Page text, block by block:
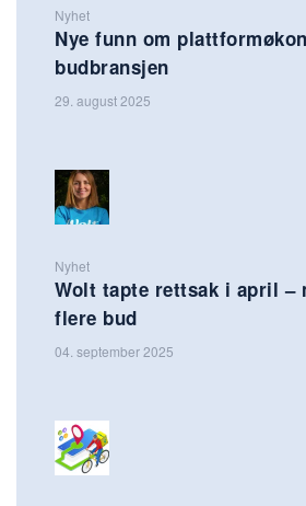
Nyhet
Nye funn om
budbransjen
29. august 2025
Nyhet
Wolt tapte rettsak i april –
flere bud
04. september 2025